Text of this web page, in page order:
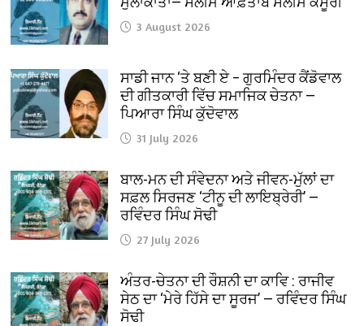
3 August 2026
ਸਾਡੀ ਜਾਨ ‘ਤੇ ਬਣੀ ਏ – ਗੁਰਮਿੰਦਰ ਕੈਂਡੋਵਾਲ
ਦੀ ਗੀਤਕਾਰੀ ਵਿੱਚ ਸਮਾਜਿਕ ਚੇਤਨਾ —
ਪਿਆਰਾ ਸਿੰਘ ਕੁੱਦੋਵਾਲ
31 July 2026
ਬਾਲ-ਮਨ ਦੀ ਸੰਵੇਦਨਾ ਅਤੇ ਜੀਵਨ-ਮੁੱਲਾਂ ਦਾ
ਸਫ਼ਲ ਸਿਰਜਣ ‘ਟੀਨੂ ਦੀ ਲਾਇਬ੍ਰੇਰੀ’ —
ਰਵਿੰਦਰ ਸਿੰਘ ਸੋਢੀ
27 July 2026
ਅੰਤਰ-ਚੇਤਨਾ ਦੀ ਰੌਸ਼ਨੀ ਦਾ ਕਾਵਿ : ਰਾਜੀਵ
ਸੇਠ ਦਾ ‘ਮੇਰੇ ਹਿੱਸੇ ਦਾ ਸੂਰਜ’ — ਰਵਿੰਦਰ ਸਿੰਘ
ਸੋਢੀ